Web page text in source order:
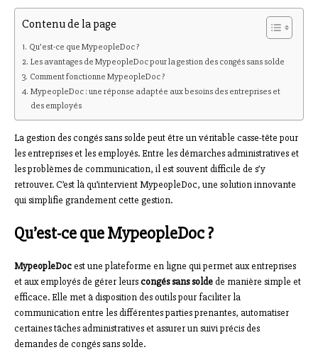
Contenu de la page
Qu’est-ce que MypeopleDoc ?
Les avantages de MypeopleDoc pour la gestion des congés sans solde
Comment fonctionne MypeopleDoc ?
MypeopleDoc : une réponse adaptée aux besoins des entreprises et
des employés
La gestion des congés sans solde peut être un véritable casse-tête pour
les entreprises et les employés. Entre les démarches administratives et
les problèmes de communication, il est souvent difficile de s’y
retrouver. C’est là qu’intervient MypeopleDoc, une solution innovante
qui simplifie grandement cette gestion.
Qu’est-ce que MypeopleDoc ?
MypeopleDocest une plateforme en ligne qui permet aux entreprises
et aux employés de gérer leurscongés sans soldede manière simple et
efficace. Elle met à disposition des outils pour faciliter la
communication entre les différentes parties prenantes, automatiser
certaines tâches administratives et assurer un suivi précis des
demandes de congés sans solde.